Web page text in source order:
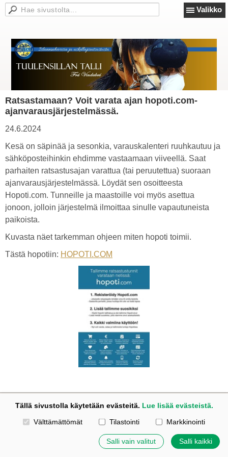
Valikko
Ratsastamaan? Voit varata ajan hopoti.com-
ajanvarausjärjestelmässä.
24.6.2024
Kesä on säpinää ja sesonkia, varauskalenteri ruuhkautuu ja
sähköposteihinkin ehdimme vastaamaan viiveellä. Saat
parhaiten ratsastusajan varattua (tai peruutettua) suoraan
ajanvarausjärjestelmässä. Löydät sen osoitteesta
Hopoti.com. Tunneille ja maastoille voi myös asettua
jonoon, jolloin järjestelmä ilmoittaa sinulle vapautuneista
paikoista.
Kuvasta näet tarkemman ohjeen miten hopoti toimii.
Tästä hopotiin: HOPOTI.COM
Kotisivut: Johanna Korpi
Tehty Yhdistysavaimella |Evästeet
2026 Tuulensillan talli
Tällä sivustolla käytetään evästeitä. Lue lisää evästeistä.
Valitse käytettävät evästeet
Välttämättömät Tilastointi Markkinointi
Salli vain valitut Salli kaikki